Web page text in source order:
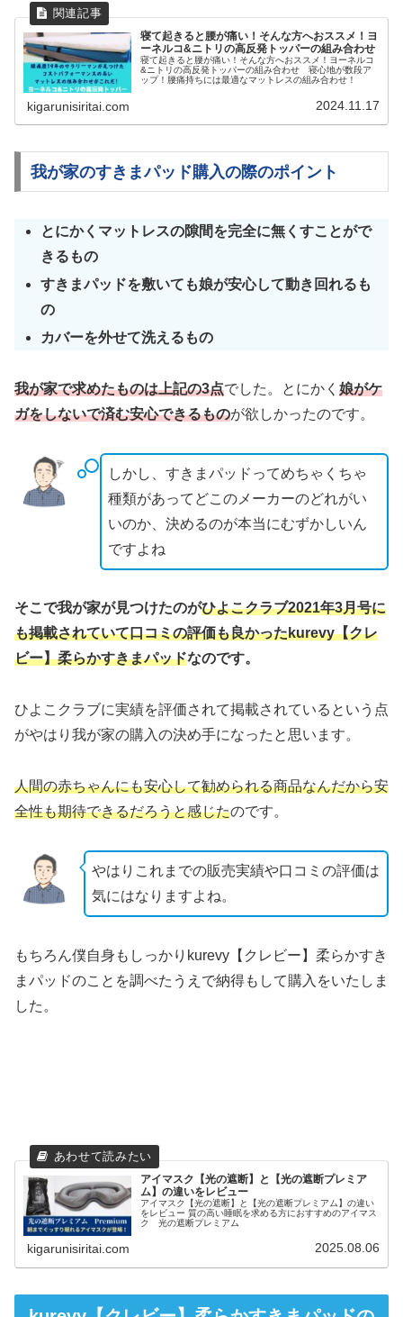
寝て起きると腰が痛い！そんな方へおススメ！ヨ
ーネルコ&ニトリの高反発トッパーの組み合わせ
寝て起きると腰が痛い！そんな方へおススメ！ヨーネルコ
&ニトリの高反発トッパーの組み合わせ 寝心地が数段ア
ップ！腰痛持ちには最適なマットレスの組み合わせ！
kigarunisiritai.com 2024.11.17
我が家のすきまパッド購入の際のポイント
とにかくマットレスの隙間を完全に無くすことがで
きるもの
すきまパッドを敷いても娘が安心して動き回れるも
の
カバーを外せて洗えるもの
我が家で求めたものは上記の3点でした。とにかく 娘がケ
ガをしないで済む安心できるものが欲しかったのです。
しかし、すきまパッドってめちゃくちゃ
種類があってどこのメーカーのどれがい
いのか、決めるのが本当にむずかしいん
ですよね
そこで我が家が見つけたのがひよこクラブ2021年3月号に
も掲載されていて口コミの評価も良かったkurevy【クレ
ビー】柔らかすきまパッドなのです。
ひよこクラブに実績を評価されて掲載されているという点
がやはり我が家の購入の決め手になったと思います。
人間の赤ちゃんにも安心して勧められる商品なんだから安
全性も期待できるだろうと感じたのです。
やはりこれまでの販売実績や口コミの評価は
気にはなりますよね。
もちろん僕自身もしっかりkurevy【クレビー】柔らかすき
まパッドのことを調べたうえで納得もして購入をいたしま
した。
アイマスク【光の遮断】と【光の遮断プレミア
ム】の違いをレビュー
アイマスク【光の遮断】と【光の遮断プレミアム】の違い
をレビュー 質の高い睡眠を求める方におすすめのアイマス
ク 光の遮断プレミアム
kigarunisiritai.com 2025.08.06